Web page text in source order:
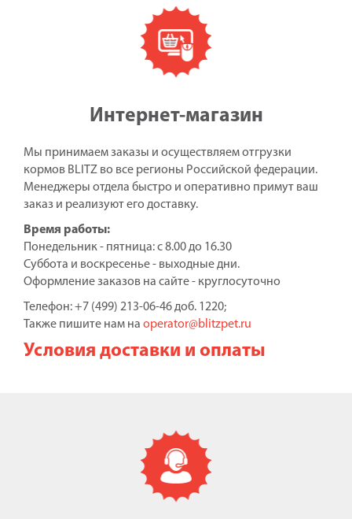
Интернет-магазин
Мы принимаем заказы и осуществляем отгрузки
кормов BLITZ во все регионы Российской федерации.
Менеджеры отдела быстро и оперативно примут ваш
заказ и реализуют его доставку.
Время работы:
Понедельник - пятница: с 8.00 до 16.30
Суббота и воскресенье - выходные дни.
Оформление заказов на сайте - круглосуточно
Телефон: +7 (499) 213-06-46 доб. 1220;
Также пишите нам на operator@blitzpet.ru
Условия доставки и оплаты